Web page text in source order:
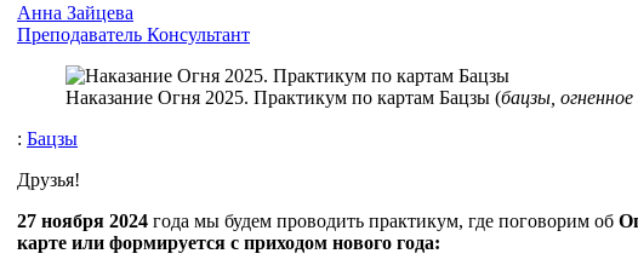
Анна Зайцева
Преподаватель Консультант
Наказание Огня 2025. Практикум по картам Бацзы (бацзы,
: Бацзы
Друзья!
27 ноября 2024 года мы будем проводить практикум, где поговорим об
карте или формируется с приходом нового года: